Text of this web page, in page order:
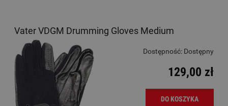
Vater VDGM Drumming Gloves Medium
Dostępność: Dostępny
129,00 zł
DO KOSZYKA